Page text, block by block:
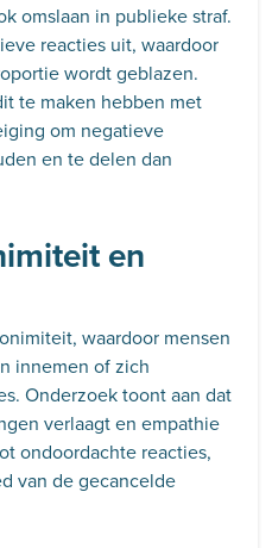
omslaan in publieke straf.
reacties uit, waardoor
wordt geblazen.
te maken hebben met
om negatieve
en te delen dan
en
waardoor mensen
innemen of zich
Onderzoek toont aan dat
verlaagt en empathie
ondoordachte reacties,
van de gecancelde